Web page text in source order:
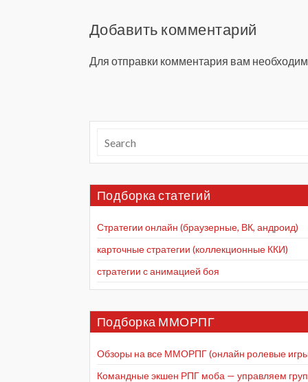
Добавить комментарий
Для отправки комментария вам
Подборка статегий
Стратегии онлайн (браузерные, ВК, андроид)
карточные стратегии (коллекционные ККИ)
стратегии с анимацией боя
Подборка ММОРПГ
Обзоры на все ММОРПГ (онлайн ролевые
Командные экшен РПГ моба — управляем